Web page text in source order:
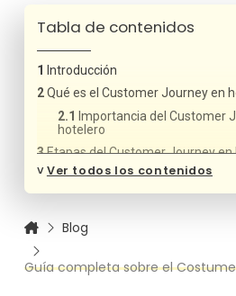
Tabla de contenidos
Introducción
Qué es el Customer Journey en
Importancia del Customer
hotelero
Etapas del Customer Journey en
Inspiración (Dreaming)
Búsqueda y comparación
Post-estancia (Loyalty)
˅Ver todos los contenidos
Blog
Guía completa sobre el